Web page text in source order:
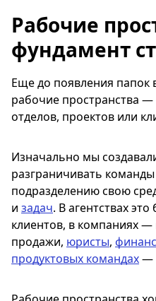
Рабочие
фундамент
Еще до появления папок
рабочие пространства
отделов, проектов или
Изначально мы
разграничивать
подразделению свою
и задач. В агентствах
клиентов, в компаниях —
продажи, юристы,
продуктовых командах—